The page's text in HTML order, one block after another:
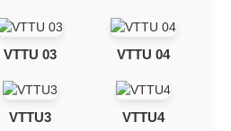
VTTU 03 VTTU 04
VTTU3 VTTU4